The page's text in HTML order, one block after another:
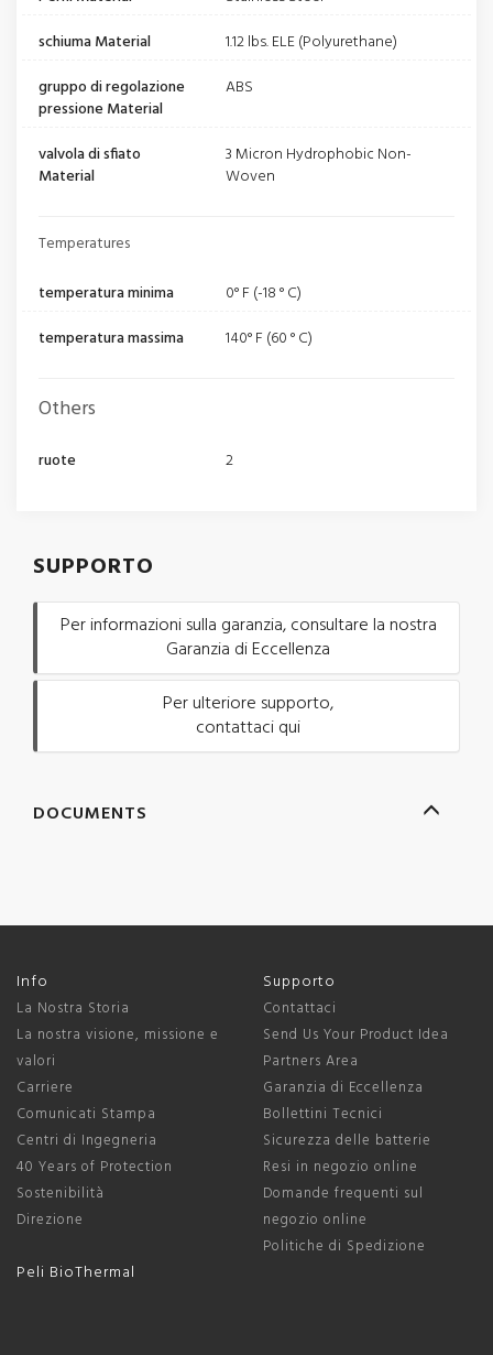
schiuma Material
1.12 lbs. ELE (Polyurethane)
gruppo di regolazione
pressione Material
ABS
valvola di sfiato
Material
3 Micron Hydrophobic Non-
Woven
Temperatures
temperatura minima
0° F (-18 ° C)
temperatura massima
140° F (60 ° C)
Others
ruote 2
SUPPORTO
Per informazioni sulla garanzia, consultare la nostra
Garanzia di Eccellenza
Per ulteriore supporto,
contattaci qui
DOCUMENTS
Info
La Nostra Storia
La nostra visione, missione e
valori
Carriere
Comunicati Stampa
Centri di Ingegneria
40 Years of Protection
Sostenibilità
Direzione
Peli BioThermal
Supporto
Contattaci
Send Us Your Product Idea
Partners Area
Garanzia di Eccellenza
Bollettini Tecnici
Sicurezza delle batterie
Resi in negozio online
Domande frequenti sul
negozio online
Politiche di Spedizione